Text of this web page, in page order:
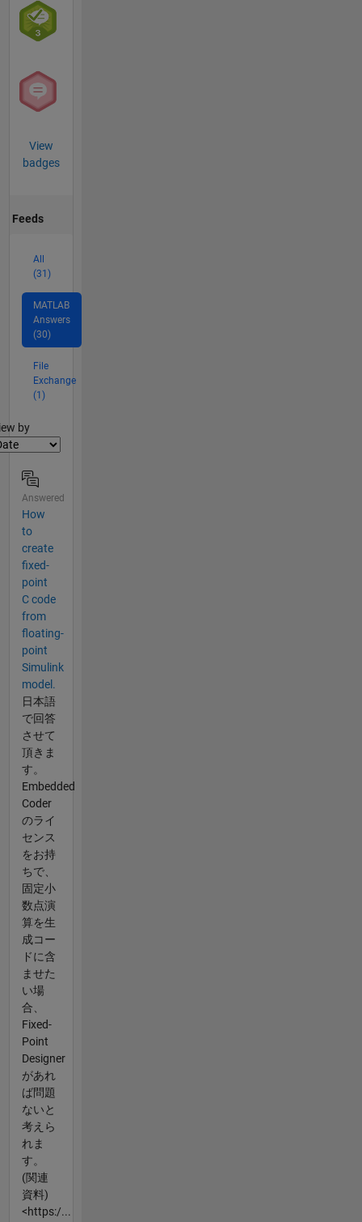
View
badges
Feeds
All
(31)
MATLAB
Answers
(30)
File
Exchange
(1)
by
Answered
How
to
create
fixed-
point
C code
from
floating-
point
Simulink
model.
日本語
で回答
させて
頂きま
す。
Embedded
Coder
のライ
センス
をお持
ちで、
固定小
数点演
算を生
成コー
ドに含
ませた
い場
合、
Fixed-
Point
Designer
があれ
ば問題
ないと
考えら
れま
す。
(関連
資料)
<https:/...